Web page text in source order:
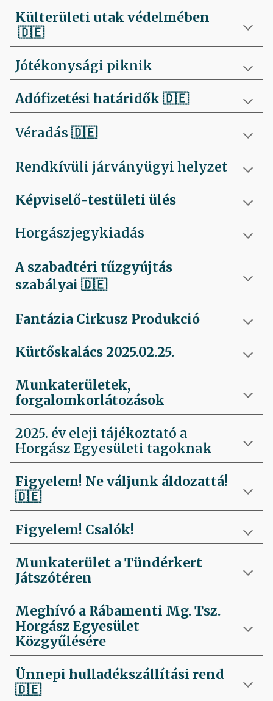
Külterületi utak védelmében
🇩🇪
Jótékonysági piknik
Adófizetési határidők🇩🇪
Véradás🇩🇪
Rendkívüli járványügyi helyzet
Képviselő-testületi ülés
Horgászjegykiadás
A szabadtéri tűzgyújtás
szabályai 🇩🇪
Fantázia Cirkusz Produkció
Kürtőskalács 2025.02.25.
Munkaterületek,
forgalomkorlátozások
2025. év eleji tájékoztató a
Horgász Egyesületi tagoknak
Figyelem! Ne váljunk áldozattá!
🇩🇪
Figyelem! Csalók!
Munkaterület a Tündérkert
Játszótéren
Meghívó a Rábamenti Mg. Tsz.
Horgász Egyesület
Közgyűlésére
Ünnepi hulladékszállítási rend
🇩🇪